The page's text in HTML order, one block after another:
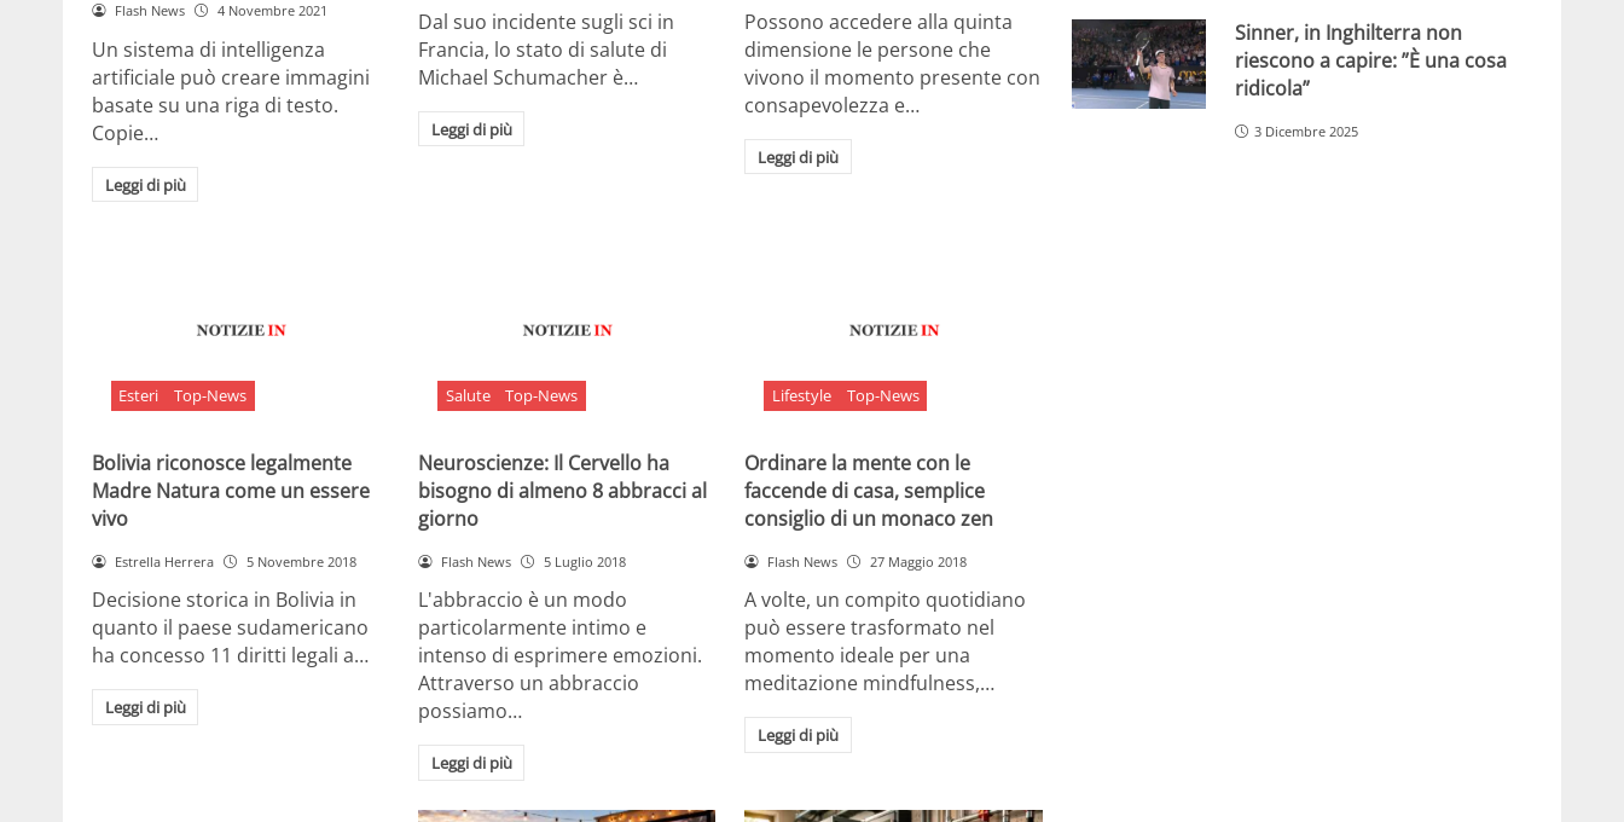
Flash News 4 Novembre 2021
Un sistema di intelligenza
artificiale può creare immagini
basate su una riga di testo.
Copie…
Leggi di più
Dal suo incidente sugli sci in
Francia, lo stato di salute di
Michael Schumacher è…
Leggi di più
Possono accedere alla quinta
dimensione le persone che
vivono il momento presente con
consapevolezza e…
Leggi di più
Esteri Top-News
Bolivia riconosce legalmente
Madre Natura come un essere
vivo
Estrella Herrera 5 Novembre 2018
Decisione storica in Bolivia in
quanto il paese sudamericano
ha concesso 11 diritti legali a…
Leggi di più
Salute Top-News
Neuroscienze: Il Cervello ha
bisogno di almeno 8 abbracci al
giorno
Flash News 5 Luglio 2018
L'abbraccio è un modo
particolarmente intimo e
intenso di esprimere emozioni.
Attraverso un abbraccio
possiamo…
Leggi di più
Lifestyle Top-News
Ordinare la mente con le
faccende di casa, semplice
consiglio di un monaco zen
Flash News 27 Maggio 2018
A volte, un compito quotidiano
può essere trasformato nel
momento ideale per una
meditazione mindfulness,…
Leggi di più
Sinner, in Inghilterra non
riescono a capire: ”È una cosa
ridicola”
3 Dicembre 2025